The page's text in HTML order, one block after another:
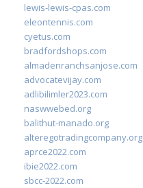
lewis-lewis-cpas.com
eleontennis.com
cyetus.com
bradfordshops.com
almadenranchsanjose.com
advocatevijay.com
adlibilimler2023.com
naswwebed.org
balithut-manado.org
alteregotradingcompany.org
aprce2022.com
ibie2022.com
sbcc-2022.com